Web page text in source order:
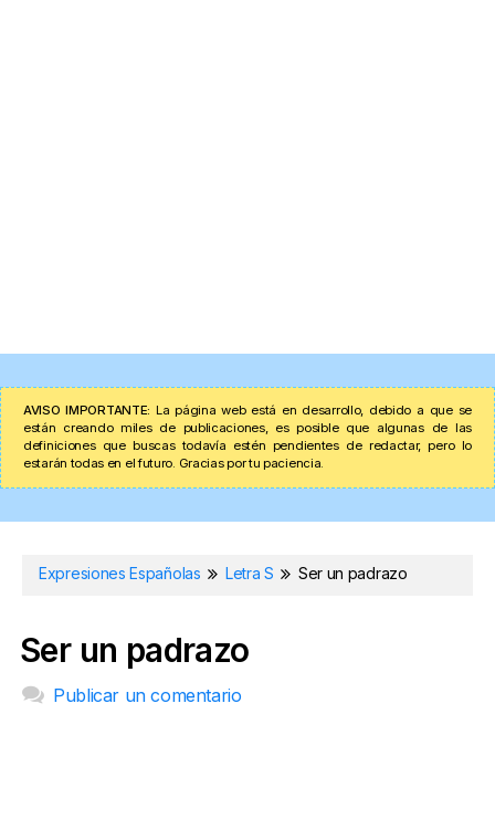
AVISO IMPORTANTE: La página web está en desarrollo, debido a que se
están creando miles de publicaciones, es posible que algunas de las
definiciones que buscas todavía estén pendientes de redactar, pero lo
estarán todas en el futuro. Gracias por tu paciencia.
Expresiones Españolas Letra S Ser un padrazo
Ser un padrazo
Publicar un comentario